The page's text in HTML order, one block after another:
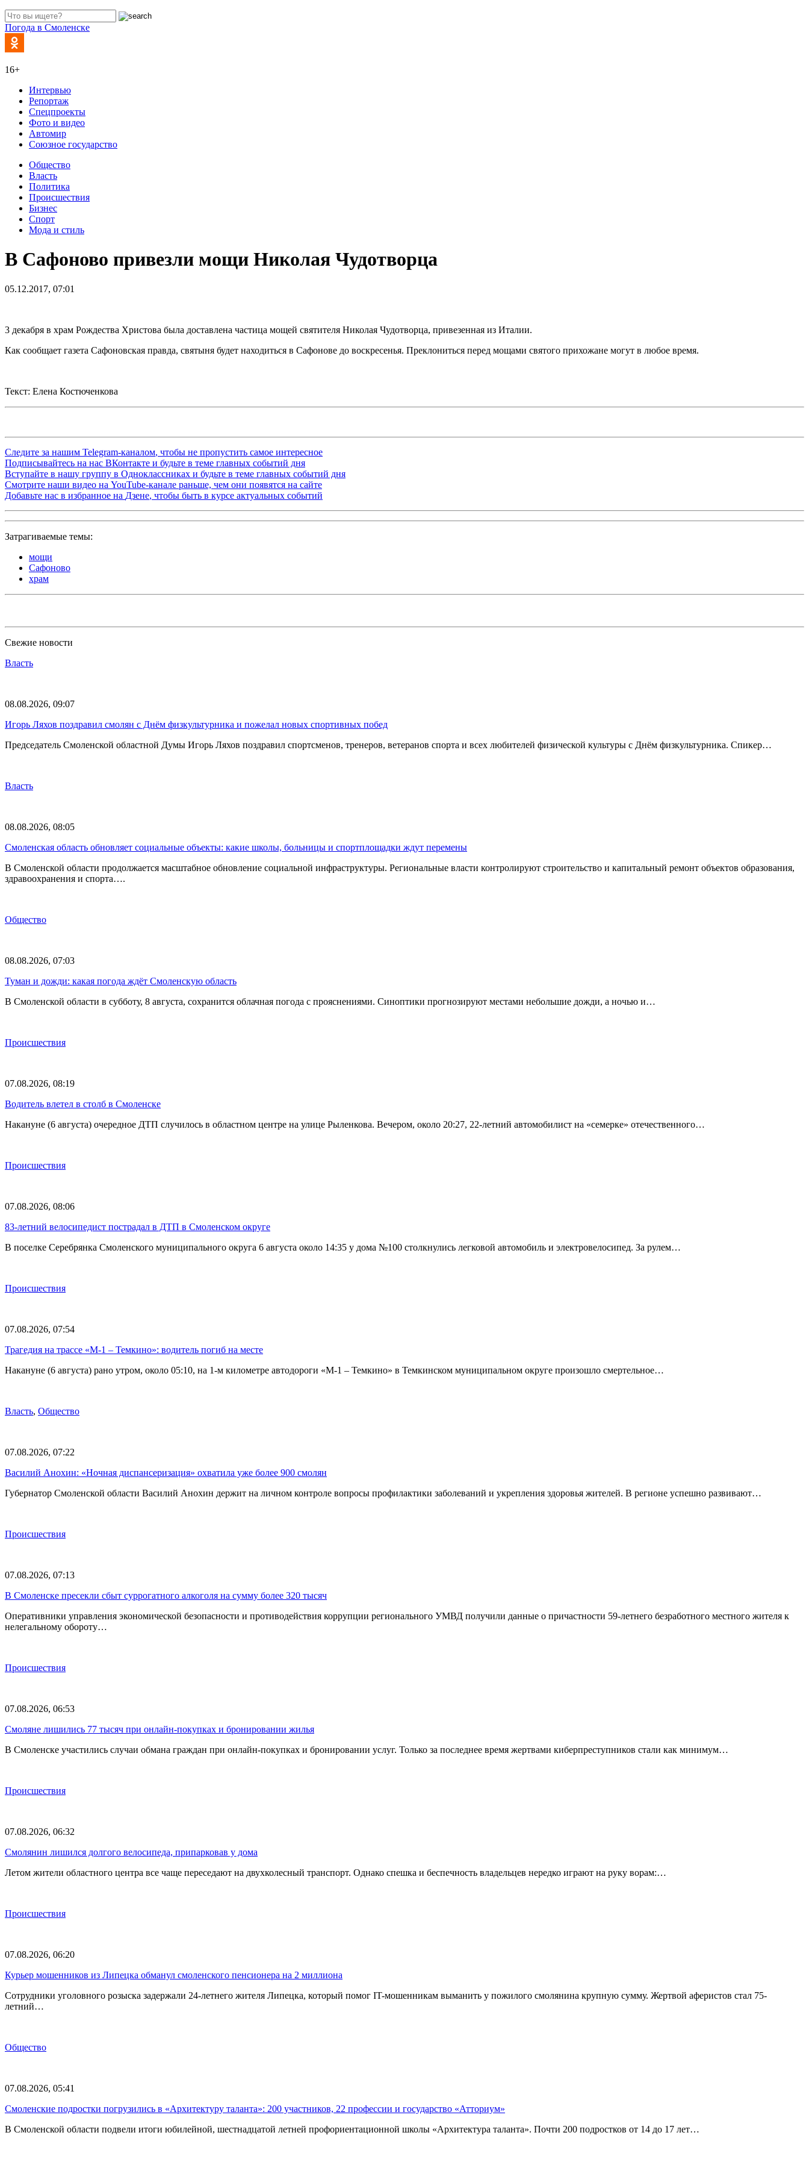
Погода в Смоленске
16+
Интервью
Репортаж
Спецпроекты
Фото и видео
Автомир
Союзное государство
Общество
Власть
Политика
Происшествия
Бизнес
Спорт
Мода и стиль
В Сафоново привезли мощи Николая Чудотворца
05.12.2017, 07:01
3 декабря в храм Рождества Христова была доставлена частица мощей святителя Николая Чудотворца, привезенная из Италии.
Как сообщает газета Сафоновская правда, святыня будет находиться в Сафонове до воскресенья. Преклониться перед мощами святого прихожане могут в любое время.
Текст: Елена Костюченкова
Следите за нашим Telegram-каналом, чтобы не пропустить самое интересное
Подписывайтесь на нас ВКонтакте и будьте в теме главных событий дня
Вступайте в нашу группу в Одноклассниках и будьте в теме главных событий дня
Смотрите наши видео на YouTube-канале раньше, чем они появятся на сайте
Добавьте нас в избранное на Дзене, чтобы быть в курсе актуальных событий
Затрагиваемые темы:
мощи
Сафоново
храм
Свежие новости
Власть
08.08.2026, 09:07
Игорь Ляхов поздравил смолян с Днём физкультурника и пожелал новых спортивных побед
Председатель Смоленской областной Думы Игорь Ляхов поздравил спортсменов, тренеров, ветеранов спорта и всех любителей физической культуры с Днём физкультурника. Спикер…
Власть
08.08.2026, 08:05
Смоленская область обновляет социальные объекты: какие школы, больницы и спортплощадки ждут перемены
В Смоленской области продолжается масштабное обновление социальной инфраструктуры. Региональные власти контролируют строительство и капитальный ремонт объектов образования,
здравоохранения и спорта….
Общество
08.08.2026, 07:03
Туман и дожди: какая погода ждёт Смоленскую область
В Смоленской области в субботу, 8 августа, сохранится облачная погода с прояснениями. Синоптики прогнозируют местами небольшие дожди, а ночью и…
Происшествия
07.08.2026, 08:19
Водитель влетел в столб в Смоленске
Накануне (6 августа) очередное ДТП случилось в областном центре на улице Рыленкова. Вечером, около 20:27, 22-летний автомобилист на «семерке» отечественного…
Происшествия
07.08.2026, 08:06
83-летний велосипедист пострадал в ДТП в Смоленском округе
В поселке Серебрянка Смоленского муниципального округа 6 августа около 14:35 у дома №100 столкнулись легковой автомобиль и электровелосипед. За рулем…
Происшествия
07.08.2026, 07:54
Трагедия на трассе «М-1 – Темкино»: водитель погиб на месте
Накануне (6 августа) рано утром, около 05:10, на 1-м километре автодороги «М-1 – Темкино» в Темкинском муниципальном округе произошло смертельное…
Власть, Общество
07.08.2026, 07:22
Василий Анохин: «Ночная диспансеризация» охватила уже более 900 смолян
Губернатор Смоленской области Василий Анохин держит на личном контроле вопросы профилактики заболеваний и укрепления здоровья жителей. В регионе успешно развивают…
Происшествия
07.08.2026, 07:13
В Смоленске пресекли сбыт суррогатного алкоголя на сумму более 320 тысяч
Оперативники управления экономической безопасности и противодействия коррупции регионального УМВД получили данные о причастности 59-летнего безработного местного жителя к
нелегальному обороту…
Происшествия
07.08.2026, 06:53
Смоляне лишились 77 тысяч при онлайн-покупках и бронировании жилья
В Смоленске участились случаи обмана граждан при онлайн-покупках и бронировании услуг. Только за последнее время жертвами киберпреступников стали как минимум…
Происшествия
07.08.2026, 06:32
Смолянин лишился долгого велосипеда, припарковав у дома
Летом жители областного центра все чаще переседают на двухколесный транспорт. Однако спешка и беспечность владельцев нередко играют на руку ворам:…
Происшествия
07.08.2026, 06:20
Курьер мошенников из Липецка обманул смоленского пенсионера на 2 миллиона
Сотрудники уголовного розыска задержали 24-летнего жителя Липецка, который помог IT-мошенникам выманить у пожилого смолянина крупную сумму. Жертвой аферистов стал 75-
летний…
Общество
07.08.2026, 05:41
Смоленские подростки погрузились в «Архитектуру таланта»: 200 участников, 22 профессии и государство «Атториум»
В Смоленской области подвели итоги юбилейной, шестнадцатой летней профориентационной школы «Архитектура таланта». Почти 200 подростков от 14 до 17 лет…